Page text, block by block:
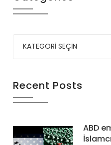
Recent Posts
ABD